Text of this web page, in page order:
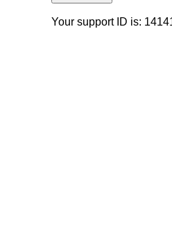
Your support ID is: